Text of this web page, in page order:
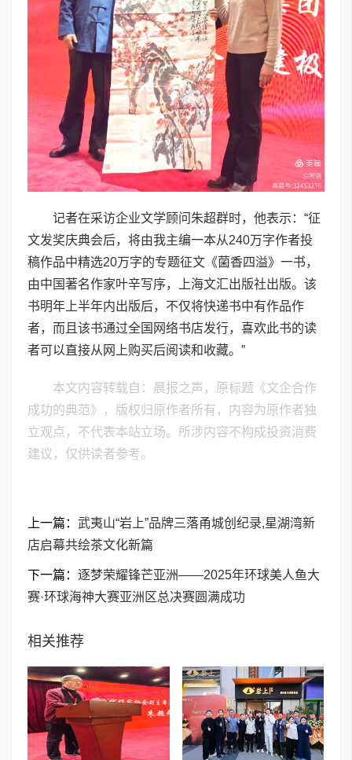
记者在采访企业文学顾问朱超群时，他表示：“征
文发奖庆典会后，将由我主编一本从240万字作者投
稿作品中精选20万字的专题征文《菌香四溢》一书，
由中国著名作家叶辛写序，上海文汇出版社出版。该
书明年上半年内出版后，不仅将快递书中有作品作
者，而且该书通过全国网络书店发行，喜欢此书的读
者可以直接从网上购买后阅读和收藏。”
本文内容转载自：晨报之声，原标题《文企合作
成功的典范》，版权归原作者所有，内容为原作者独
立观点，不代表本站立场。所涉内容不构成投资消费
建议，仅供读者参考。
上一篇： 武夷山“岩上”品牌三落甬城创纪录,星湖湾新
店启幕共绘茶文化新篇
下一篇： 逐梦荣耀锋芒亚洲——2025年环球美人鱼大
赛·环球海神大赛亚洲区总决赛圆满成功
相关推荐